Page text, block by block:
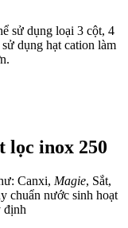
sử dụng loại 3 cột, 4
dụng hạt cation làm
lọc inox 250
Canxi, Magie, Sắt,
chuẩn nước sinh hoạt
định